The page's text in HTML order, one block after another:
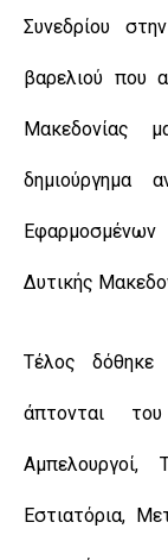
Συνεδρίου
βαρελιού που
Μακεδονίας
δημιούργημα
Εφαρμοσμένων
Δυτικής
Τέλος
άπτονται
Αμπελουργοί,
Εστιατόρια,